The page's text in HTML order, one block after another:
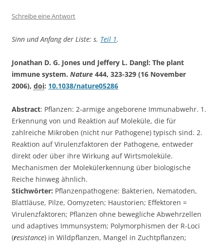
Schreibe eine Antwort
Sinn und Anfang der Liste: s. Teil 1.
Jonathan D. G. Jones und Jeffery L. Dangl: The plant
immune system. Nature 444, 323-329 (16 November
2006), doi: 10.1038/nature05286
Abstract: Pflanzen: 2-armige angeborene Immunabwehr. 1.
Erkennung von und Reaktion auf Moleküle, die für
zahlreiche Mikroben (nicht nur Pathogene) typisch sind. 2.
Reaktion auf Virulenzfaktoren der Pathogene, entweder
direkt oder über ihre Wirkung auf Wirtsmoleküle.
Mechanismen der Molekülerkennung über biologische
Reiche hinweg ähnlich.
Stichwörter: Pflanzenpathogene: Bakterien, Nematoden,
Blattläuse, Pilze, Oomyzeten; Haustorien; Effektoren =
Virulenzfaktoren; Pflanzen ohne bewegliche Abwehrzellen
und adaptives Immunsystem; Polymorphismen der R-Loci
(resistance) in Wildpflanzen, Mangel in Zuchtpflanzen;